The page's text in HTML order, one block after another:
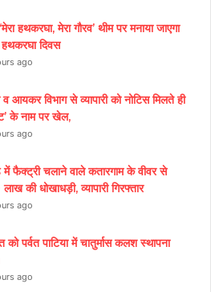
हथकरघा, मेरा गौरव’ थीम पर मनाया जाएगा
हथकरघा दिवस
ago
आयकर विभाग से व्यापारी को नोटिस मिलते ही
के नाम पर खेल,
ago
फैक्ट्री चलाने वाले कतारगाम के वीवर से
की धोखाधड़ी, व्यापारी गिरफ्तार
ago
पर्वत पाटिया में चातुर्मास कलश स्थापना
ago